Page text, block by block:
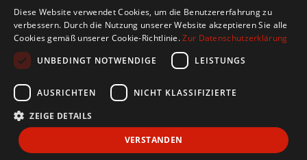
Abonnieren Sie den kostenlosen Jobletter. Sobald für Sie passende
Stellenangebote eintreffen, werden Sie automatisch per E-Mail
informiert.
Copyright © 2026. Alle Rechte vorbehalten.
Jobbörse erstellen
Firmenliste
Impressum
Accessibility-Modus aktivieren
Kontrastmodus aktivieren
zur Navigation
Diese Website verwendet Cookies, um die Benutzererfahrung zu
verbessern. Durch die Nutzung unserer Website akzeptieren Sie alle
Cookies gemäß unserer Cookie-Richtlinie.Zur Datenschutzerklärung
UNBEDINGT NOTWENDIGE
LEISTUNGS
AUSRICHTEN NICHT KLASSIFIZIERTE
ZEIGE DETAILS
VERSTANDEN